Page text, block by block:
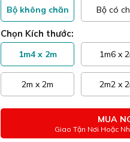
Bộ không chăn Bộ có
Chọn Kích thước:
1m4 x 2m 1m6 x
2m x 2m 2m2 x
MUA
Giao Tận Nơi Hoặc